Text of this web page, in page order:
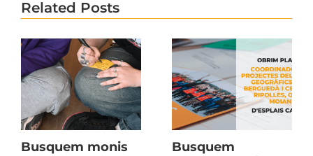
Related Posts
Busquem monis
Busquem